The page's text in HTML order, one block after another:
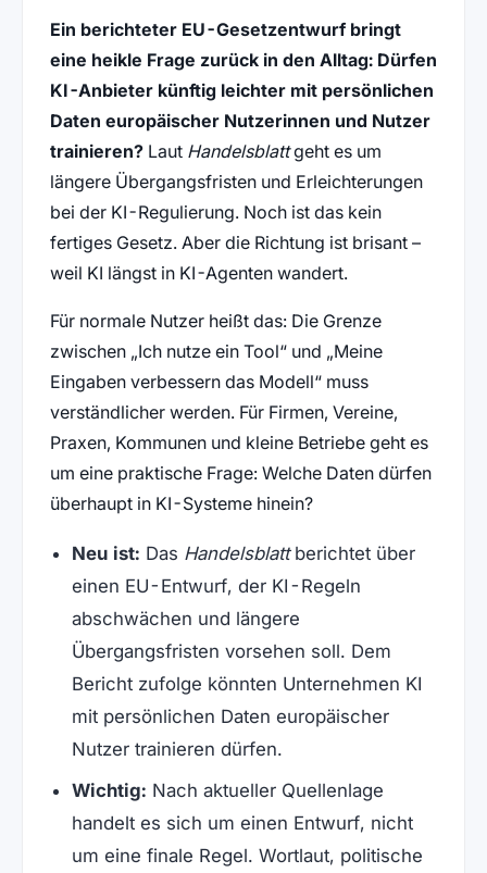
Ein berichteter EU-Gesetzentwurf bringt
eine heikle Frage zurück in den Alltag: Dürfen
KI-Anbieter künftig leichter mit persönlichen
Daten europäischer Nutzerinnen und Nutzer
trainieren?Laut Handelsblattgeht es um
längere Übergangsfristen und Erleichterungen
bei der KI-Regulierung. Noch ist das kein
fertiges Gesetz. Aber die Richtung ist brisant –
weil KI längst in KI-Agenten wandert.
Für normale Nutzer heißt das: Die Grenze
zwischen „Ich nutze ein Tool“ und „Meine
Eingaben verbessern das Modell“ muss
verständlicher werden. Für Firmen, Vereine,
Praxen, Kommunen und kleine Betriebe geht es
um eine praktische Frage: Welche Daten dürfen
überhaupt in KI-Systeme hinein?
Neu ist: Das Handelsblattberichtet über
einen EU-Entwurf, der KI-Regeln
abschwächen und längere
Übergangsfristen vorsehen soll. Dem
Bericht zufolge könnten Unternehmen KI
mit persönlichen Daten europäischer
Nutzer trainieren dürfen.
Wichtig: Nach aktueller Quellenlage
handelt es sich um einen Entwurf, nicht
um eine finale Regel. Wortlaut, politische